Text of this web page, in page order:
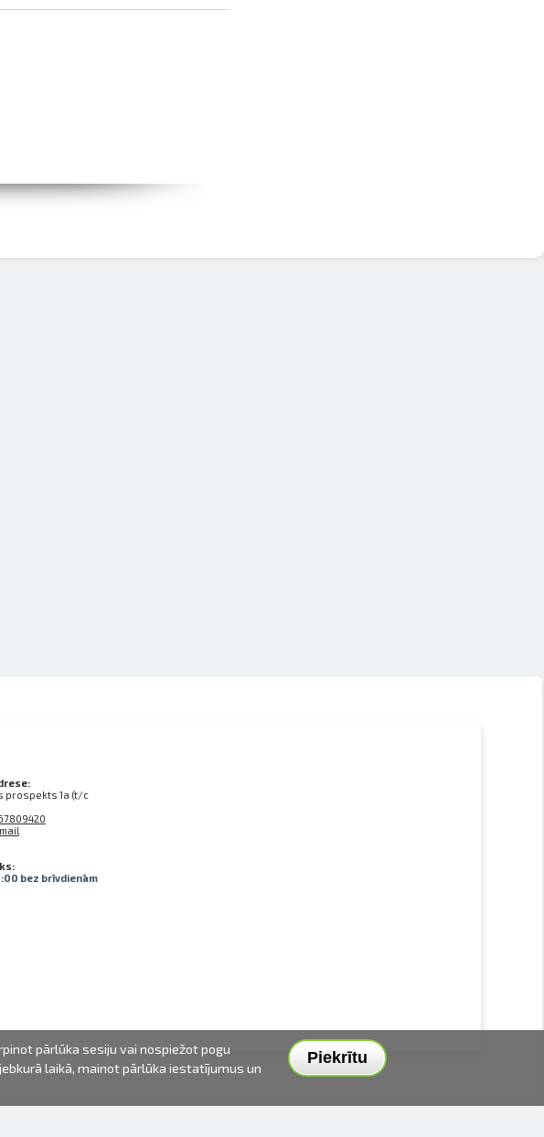
prospekts 1a (t/c
bez brīvdienām
Piekrītu
pārlūka sesiju vai nospiežot pogu
laikā, mainot pārlūka iestatījumus un